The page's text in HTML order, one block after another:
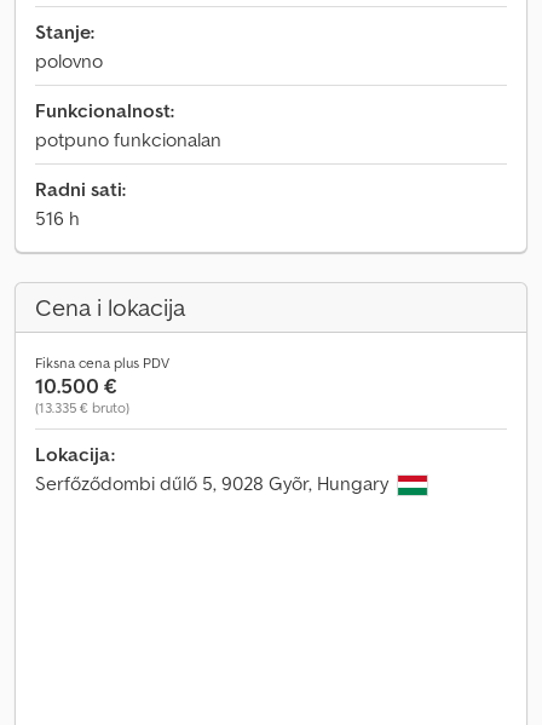
Stanje:
polovno
Funkcionalnost:
potpuno funkcionalan
Radni sati:
516 h
Cena i lokacija
Fiksna cena plus PDV
10.500 €
(13.335 € bruto)
Lokacija:
Serfőződombi dűlő 5, 9028 Gyõr, Hungary